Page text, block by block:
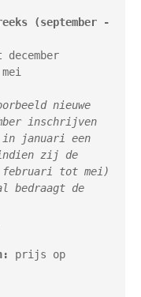
(september -
nieuwe
inschrijven
in januari een
zij de
februari tot mei)
bedraagt de
prijs op